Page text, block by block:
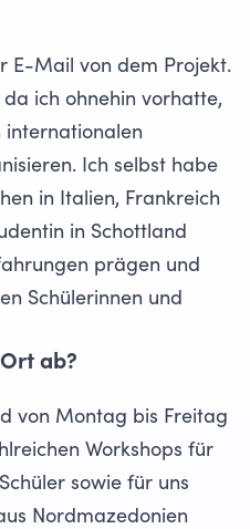
E-Mail von dem Projekt.
ich ohnehin vorhatte,
internationalen
Ich selbst habe
in Italien, Frankreich
in Schottland
prägen und
Schülerinnen und
ab?
von Montag bis Freitag
Workshops für
sowie für uns
Nordmazedonien